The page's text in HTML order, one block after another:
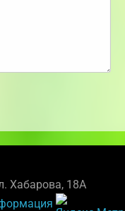
Хабарова, 18А